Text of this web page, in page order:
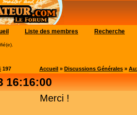
Liste des membres Recherche
197 Accueil » Discussions Générales »
16:16:00
Merci !